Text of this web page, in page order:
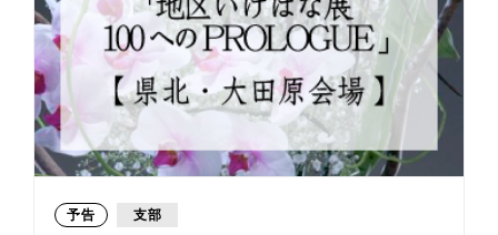
予告 支部